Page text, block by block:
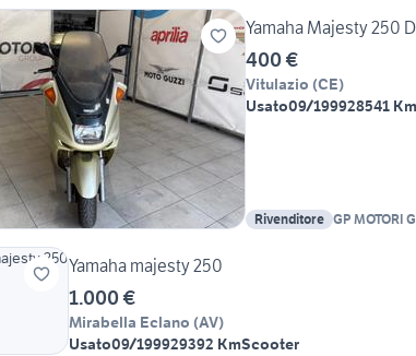
Yamaha Majesty 250
400 €
Vitulazio (CE)
Usato09/199928541 Km
Rivenditore GP MOTORI
Yamaha majesty 250
1.000 €
Mirabella Eclano (AV)
Usato09/199929392 KmScooter